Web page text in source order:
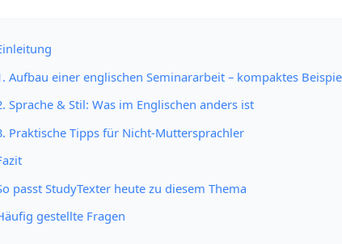
Aufbau einer englischen Seminararbeit – kompaktes
Sprache & Stil: Was im Englischen anders ist
Praktische Tipps für Nicht-Muttersprachler
passt StudyTexter heute zu diesem Thema
gestellte Fragen